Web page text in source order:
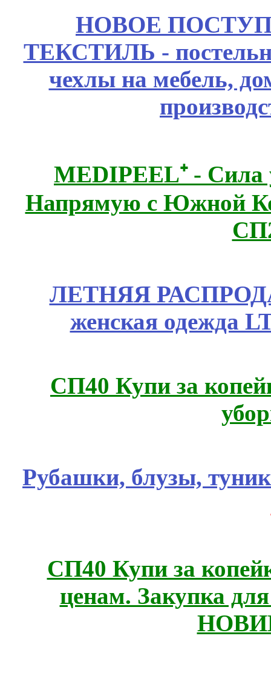
НОВОЕ
ТЕКСТИЛЬ -
чехлы на мебель,
MEDIPEEL⁺ - Сила
Напрямую с Южной
ЛЕТНЯЯ
женская одежда
СП40 Купи за
Рубашки, блузы,
СП40 Купи за
ценам. Закупка